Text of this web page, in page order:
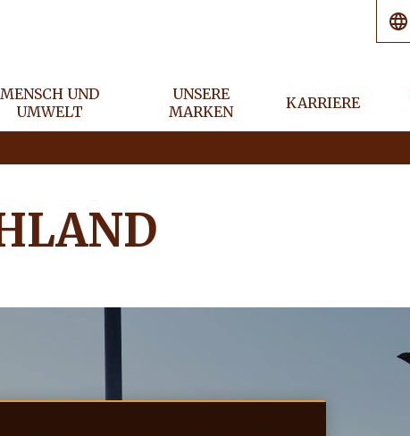
MENSCH UND
UMWELT
UNSERE
MARKEN
KARRIERE